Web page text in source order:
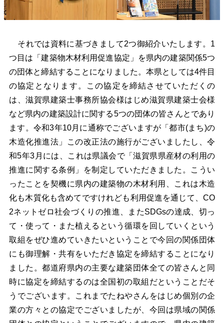
それでは資料に基づきまして2つ御紹介いたします。1
つ目は「建築物木材利用促進協定」を県内の建築関係5つ
の団体と締結することになりました。本県としては4件目
の協定となります。この協定を締結させていただくの
は、滋賀県建築士事務所協会様はじめ滋賀県建築士会様
など県内の建築設計に関する5つの団体の皆さんとであり
ます。令和3年10月に通称でございますが「都市(まち)の
木造化推進法」この改正法の施行がございましたし、令
和5年3月には、これは県議会で「滋賀県県産材の利用の
推進に関する条例」を制定していただきました。こうい
ったことを契機に県内の建築物の木材利用、これは木造
化も木質化も含めてですけれども利用促進を通じて、CO
2ネットゼロ社会づくりの推進、またSDGsの達成、切っ
て・使って・また植えるという循環を回していくという
取組をぜひ進めていきたいということで今回の関係団体
にも御理解・共有をいただき協定を締結することになり
ました。都道府県内の主要な建築団体全ての皆さんと同
時に協定を締結するのは全国初の取組だということだそ
うでございます。これまでたねやさんをはじめ個別の企
業の方々との協定でございましたが、今回は県域の関係